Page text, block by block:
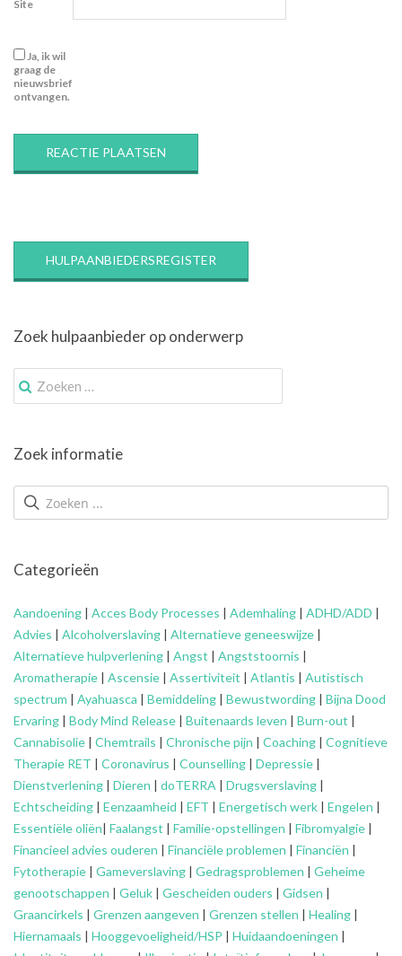
Site
Ja, ik wil
graag de
nieuwsbrief
ontvangen.
HULPAANBIEDERSREGISTER
Zoek hulpaanbieder op onderwerp
Zoek
naar:
Zoek informatie
Categorieën
Aandoening | Acces Body Processes | Ademhaling | ADHD/ADD |
Advies | Alcoholverslaving | Alternatieve geneeswijze |
Alternatieve hulpverlening | Angst | Angststoornis |
Aromatherapie | Ascensie | Assertiviteit | Atlantis | Autistisch
spectrum | Ayahuasca | Bemiddeling | Bewustwording | Bijna Dood
Ervaring | Body Mind Release | Buitenaards leven | Burn-out |
Cannabisolie | Chemtrails | Chronische pijn | Coaching | Cognitieve
Therapie RET | Coronavirus | Counselling | Depressie |
Dienstverlening | Dieren | doTERRA | Drugsverslaving |
Echtscheiding | Eenzaamheid | EFT | Energetisch werk | Engelen |
Essentiële oliën| Faalangst | Familie-opstellingen | Fibromyalgie |
Financieel advies ouderen | Financiële problemen | Financiën |
Fytotherapie | Gameverslaving | Gedragsproblemen | Geheime
genootschappen | Geluk | Gescheiden ouders | Gidsen |
Graancirkels | Grenzen aangeven | Grenzen stellen | Healing |
Hiernamaals | Hooggevoeligheid/HSP | Huidaandoeningen |